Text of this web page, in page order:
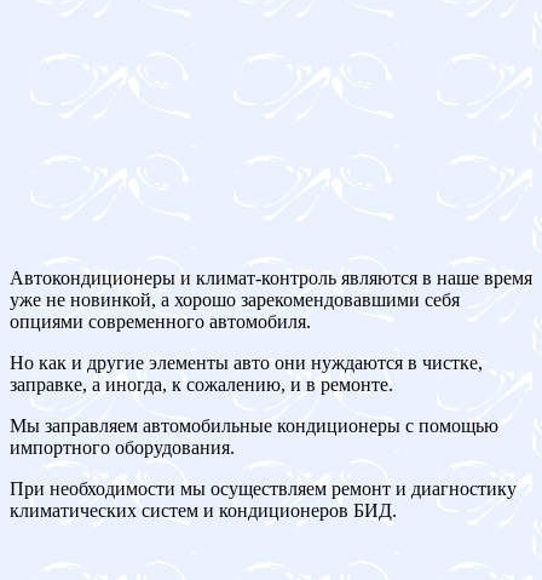
Автокондиционеры и климат-контроль являются в наше время
уже не новинкой, а хорошо зарекомендовавшими себя
опциями современного автомобиля.
Но как и другие элементы авто они нуждаются в чистке,
заправке, а иногда, к сожалению, и в ремонте.
Мы заправляем автомобильные кондиционеры с помощью
импортного оборудования.
При необходимости мы осуществляем ремонт и диагностику
климатических систем и кондиционеров БИД.